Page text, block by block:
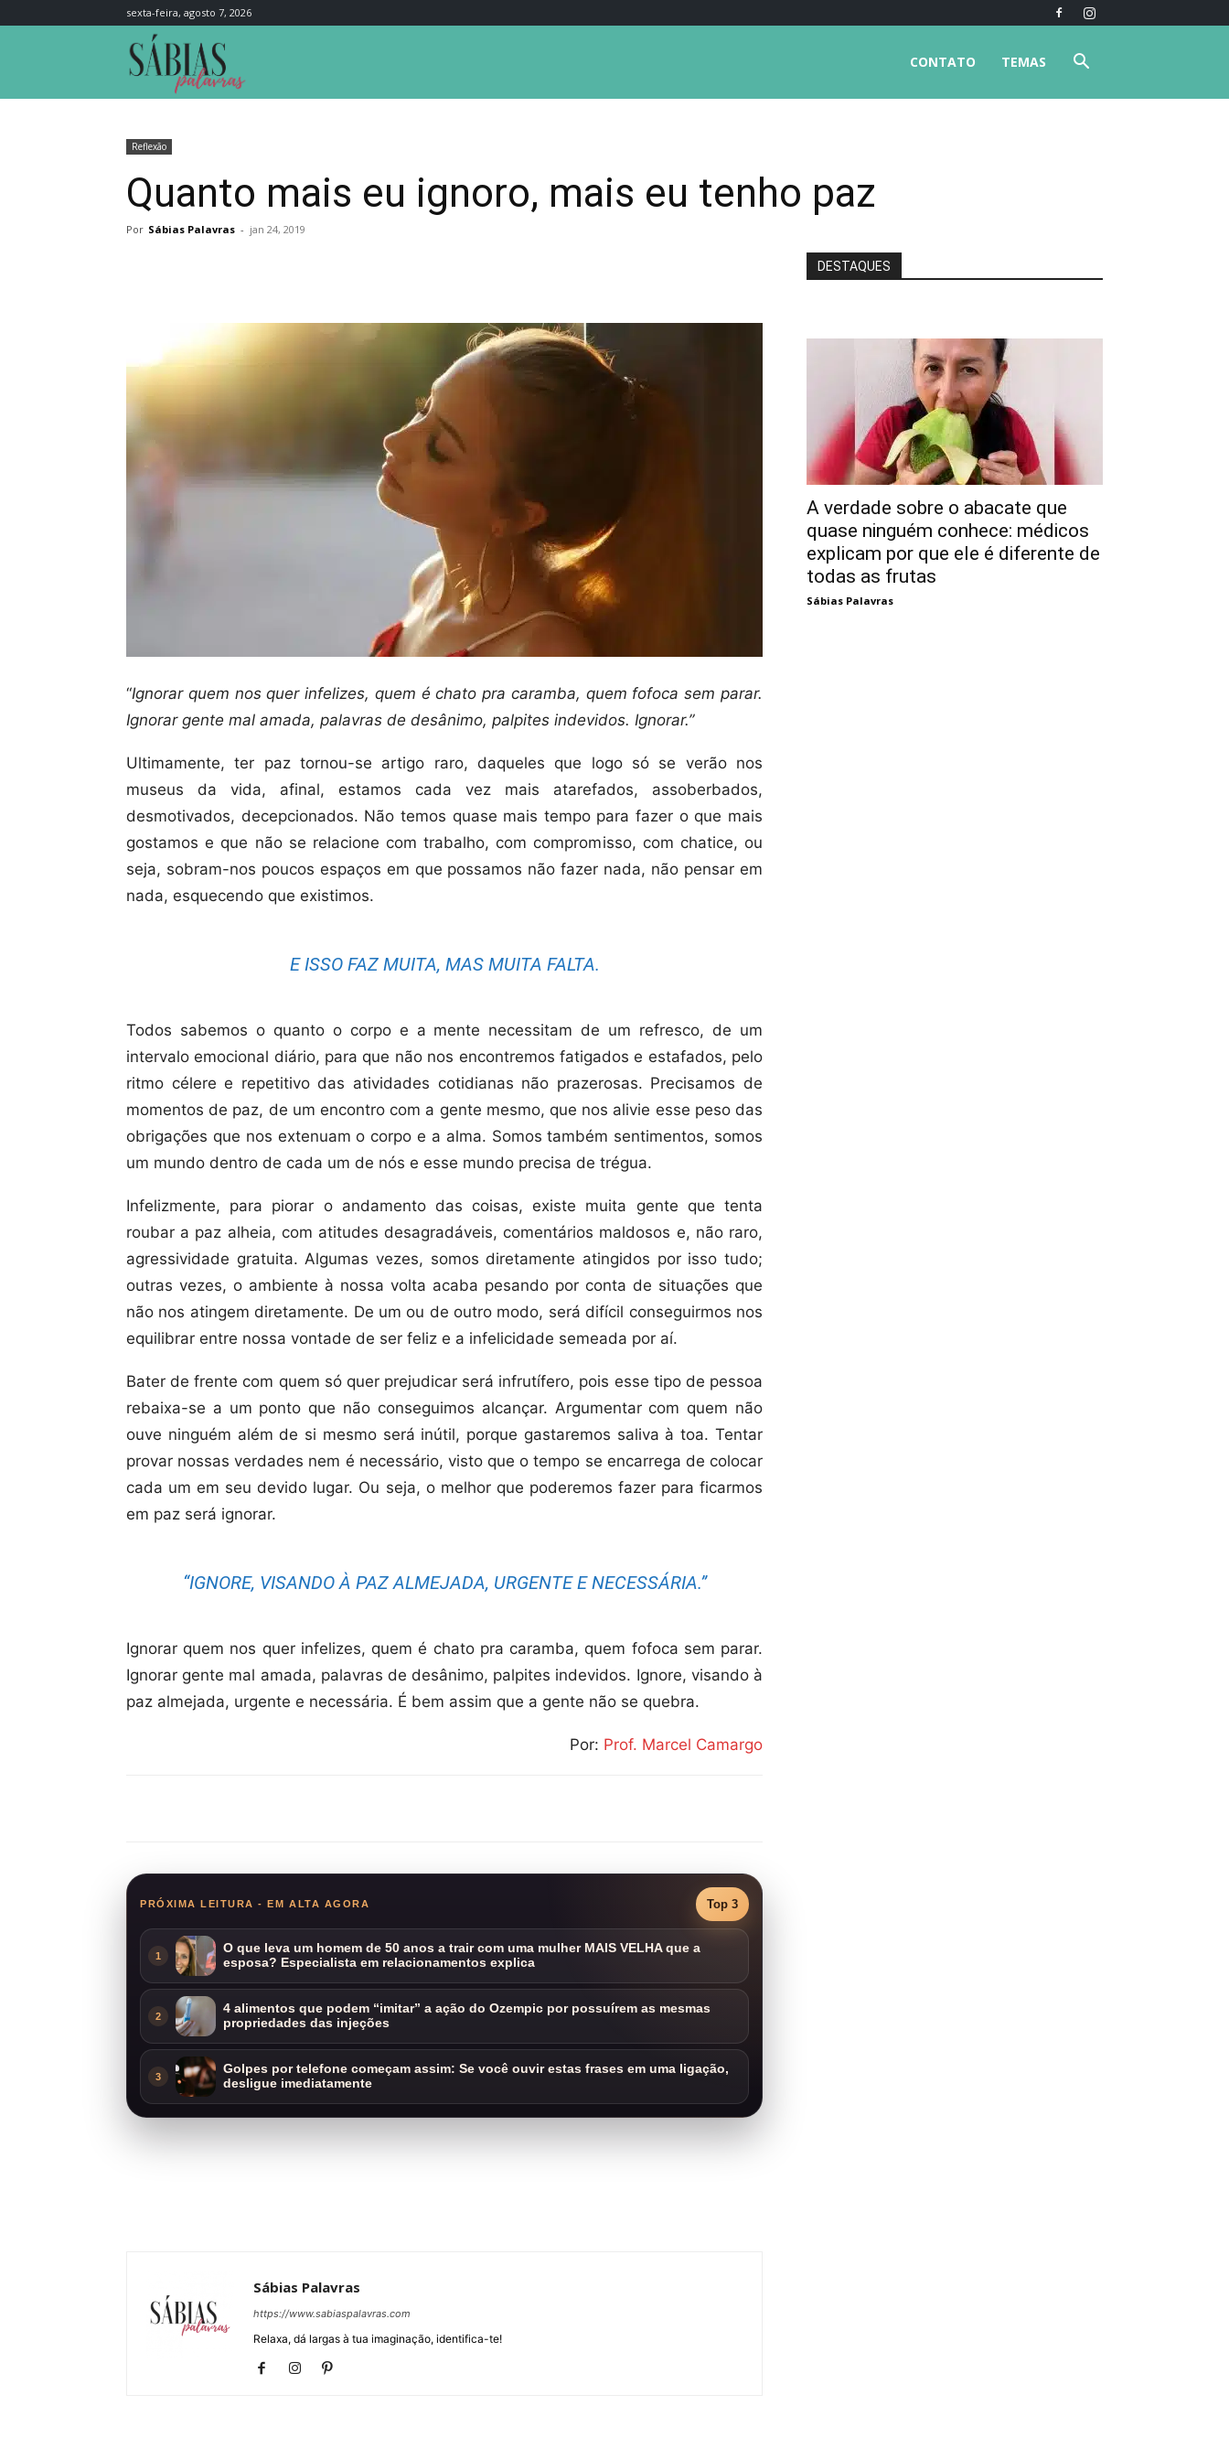
sexta-feira, agosto 7, 2026
TEMAS
CONTATO
Reflexão
Quanto mais eu ignoro, mais eu tenho paz
Por Sábias Palavras - jan 24, 2019
“Ignorar quem nos quer infelizes, quem é chato pra caramba, quem fofoca sem parar.
Ignorar gente mal amada, palavras de desânimo, palpites indevidos. Ignorar.”
Ultimamente, ter paz tornou-se artigo raro, daqueles que logo só se verão nos
museus da vida, afinal, estamos cada vez mais atarefados, assoberbados,
desmotivados, decepcionados. Não temos quase mais tempo para fazer o que mais
gostamos e que não se relacione com trabalho, com compromisso, com chatice, ou
seja, sobram-nos poucos espaços em que possamos não fazer nada, não pensar em
nada, esquecendo que existimos.
E ISSO FAZ MUITA, MAS MUITA FALTA.
Todos sabemos o quanto o corpo e a mente necessitam de um refresco, de um
intervalo emocional diário, para que não nos encontremos fatigados e estafados, pelo
ritmo célere e repetitivo das atividades cotidianas não prazerosas. Precisamos de
momentos de paz, de um encontro com a gente mesmo, que nos alivie esse peso das
obrigações que nos extenuam o corpo e a alma. Somos também sentimentos, somos
um mundo dentro de cada um de nós e esse mundo precisa de trégua.
Infelizmente, para piorar o andamento das coisas, existe muita gente que tenta
roubar a paz alheia, com atitudes desagradáveis, comentários maldosos e, não raro,
agressividade gratuita. Algumas vezes, somos diretamente atingidos por isso tudo;
outras vezes, o ambiente à nossa volta acaba pesando por conta de situações que
não nos atingem diretamente. De um ou de outro modo, será difícil conseguirmos nos
equilibrar entre nossa vontade de ser feliz e a infelicidade semeada por aí.
Bater de frente com quem só quer prejudicar será infrutífero, pois esse tipo de pessoa
rebaixa-se a um ponto que não conseguimos alcançar. Argumentar com quem não
ouve ninguém além de si mesmo será inútil, porque gastaremos saliva à toa. Tentar
provar nossas verdades nem é necessário, visto que o tempo se encarrega de colocar
cada um em seu devido lugar. Ou seja, o melhor que poderemos fazer para ficarmos
em paz será ignorar.
“IGNORE, VISANDO À PAZ ALMEJADA, URGENTE E NECESSÁRIA.”
Ignorar quem nos quer infelizes, quem é chato pra caramba, quem fofoca sem parar.
Ignorar gente mal amada, palavras de desânimo, palpites indevidos. Ignore, visando à
paz almejada, urgente e necessária. É bem assim que a gente não se quebra.
Por: Prof. Marcel Camargo
PRÓXIMA LEITURA - EM ALTA AGORA Top 3
1
O que leva um homem de 50 anos a trair com uma mulher MAIS VELHA que a
esposa? Especialista em relacionamentos explica
2
4 alimentos que podem “imitar” a ação do Ozempic por possuírem as mesmas
propriedades das injeções
3
Golpes por telefone começam assim: Se você ouvir estas frases em uma ligação,
desligue imediatamente
Sábias Palavras
https://www.sabiaspalavras.com
Relaxa, dá largas à tua imaginação, identifica-te!
DESTAQUES
A verdade sobre o abacate que
quase ninguém conhece: médicos
explicam por que ele é diferente de
todas as frutas
Sábias Palavras